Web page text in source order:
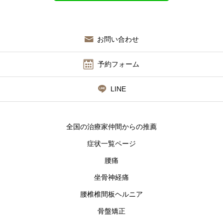
お問い合わせ
予約フォーム
LINE
全国の治療家仲間からの推薦
症状一覧ページ
腰痛
坐骨神経痛
腰椎椎間板ヘルニア
骨盤矯正